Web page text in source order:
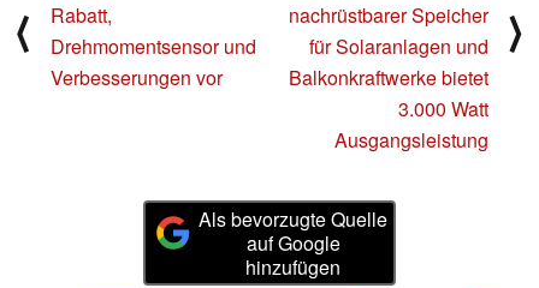
⟨
Rabatt,
Drehmomentsensor und
Verbesserungen vor
nachrüstbarer Speicher
für Solaranlagen und
Balkonkraftwerke bietet
3.000 Watt
Ausgangsleistung
⟩
Als bevorzugte Quelle
auf Google
hinzufügen